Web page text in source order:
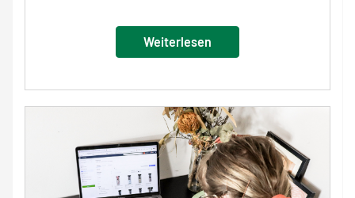
Weiterlesen